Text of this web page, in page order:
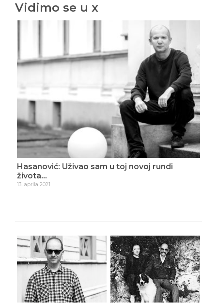
Vidimo se u x
Hasanović: Uživao sam u toj novoj rundi
života…
13. aprila 2021.